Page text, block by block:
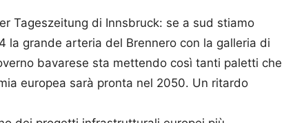
Tageszeitung di Innsbruck: se a sud stiamo
la grande arteria del Brennero con la galleria di
bavarese sta mettendo così tanti paletti che
europea sarà pronta nel 2050. Un ritardo